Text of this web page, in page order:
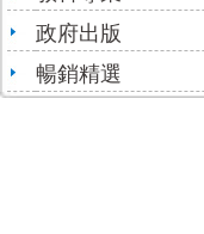
政府出版
暢銷精選